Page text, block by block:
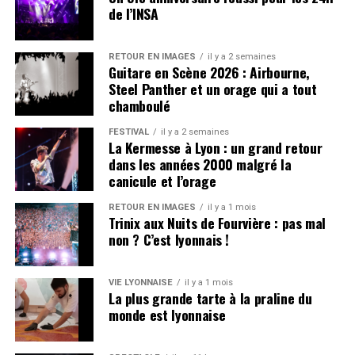
Toutefois, les agences TCL et le service Allô TCL seront
également fermés pour la journée. L’ensemble du réseau
reprendra normalement dès le samedi 2 mai au matin.
de l’INSA
RETOUR EN IMAGES il y a 2 semaines
Guitare en Scène 2026 : Airbourne,
Steel Panther et un orage qui a tout
chamboulé
FESTIVAL il y a 2 semaines
La Kermesse à Lyon : un grand retour
dans les années 2000 malgré la
canicule et l’orage
RETOUR EN IMAGES il y a 1 mois
Trinix aux Nuits de Fourvière : pas mal
non ? C’est lyonnais !
VIE LYONNAISE il y a 1 mois
La plus grande tarte à la praline du
monde est lyonnaise